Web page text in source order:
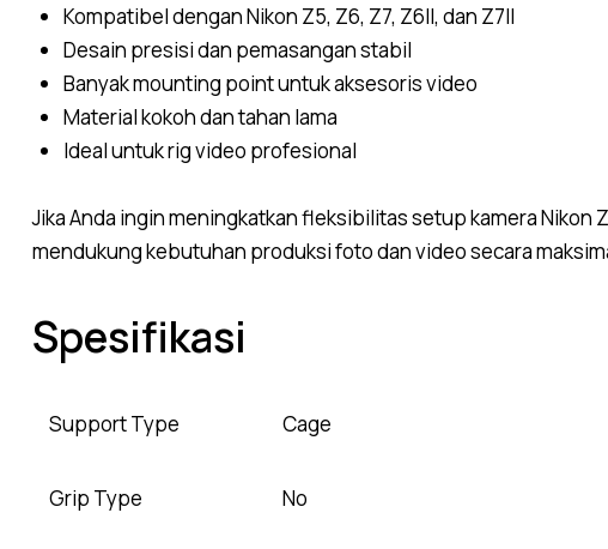
Kompatibel dengan Nikon Z5, Z6, Z7, Z6II, dan Z7II
Desain presisi dan pemasangan stabil
Banyak mounting point untuk aksesoris video
Material kokoh dan tahan lama
Ideal untuk rig video profesional
Jika Anda ingin meningkatkan fleksibilitas setup kamera
mendukung kebutuhan produksi foto dan video secara
Spesifikasi
Support Type Cage
Grip Type No